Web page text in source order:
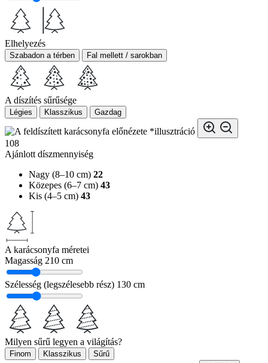
Elhelyezés
Szabadon a térben Fal mellett / sarokban
A díszítés sűrűsége
Légies Klasszikus Gazdag
*illusztráció
108
Ajánlott díszmennyiség
Nagy (8–10 cm) 22
Közepes (6–7 cm) 43
Kis (4–5 cm) 43
A karácsonyfa méretei
Magasság 210 cm
Szélesség (legszélesebb rész) 130 cm
Milyen sűrű legyen a világítás?
Finom Klasszikus Sűrű